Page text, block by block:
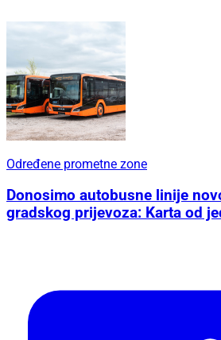
Određene prometne zone
Donosimo autobusne linije
gradskog prijevoza: Karta od